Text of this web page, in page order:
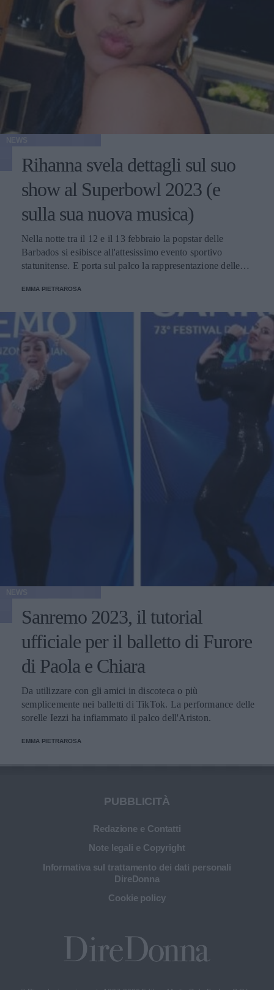
Rihanna svela dettagli sul suo
show al Superbowl 2023 (e
sulla sua nuova musica)
Nella notte tra il 12 e il 13 febbraio la popstar delle
Barbados si esibisce all'attesissimo evento sportivo
statunitense. E porta sul palco la rappresentazione delle
EMMA PIETRAROSA
Sanremo 2023, il tutorial
ufficiale per il balletto di Furore
di Paola e Chiara
Da utilizzare con gli amici in discoteca o più
semplicemente nei balletti di TikTok. La performance delle
sorelle Iezzi ha infiammato il palco dell'Ariston.
EMMA PIETRAROSA
PUBBLICITÀ
Redazione e Contatti
Note legali e Copyright
Informativa sul trattamento dei dati personali
DireDonna
Cookie policy